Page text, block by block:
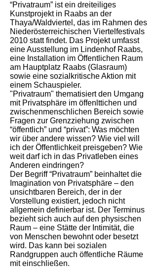
“Privatraum” ist ein dreiteiliges
Kunstprojekt in Raabs an der
Thaya/Waldviertel, das im Rahmen des
Niederösterreichischen Viertelfestivals
2010 statt findet. Das Projekt umfasst
eine Ausstellung im Lindenhof Raabs,
eine Installation im Öffentlichen Raum
am Hauptplatz Raabs (Glasraum)
sowie eine sozialkritische Aktion mit
einem Schauspieler.
"Privatraum" thematisiert den Umgang
mit Privatsphäre im öffenlttichen und
zwischenmenschlichen Bereich sowie
Fragen zur Grenzziehung zwischen
“öffentlich” und “privat”: Was möchten
wir über andere wissen? Wie viel will
ich der Öffentlichkeit preisgeben? Wie
weit darf ich in das Privatleben eines
Anderen eindringen?
Der Begriff “Privatraum” beinhaltet die
Imagination von Privatsphäre – den
unsichtbaren Bereich, der in der
Vorstellung existiert, jedoch nicht
allgemein definierbar ist. Der Terminus
bezieht sich auch auf den physischen
Raum – eine Stätte der Intimität, die
von Menschen bewohnt oder besetzt
wird. Das kann bei sozialen
Randgruppen auch öffentliche Räume
mit einschließen.